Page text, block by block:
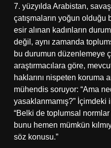
7. yüzyılda Arabistan,
çatışmaların yoğun
esir alınan kadınların
değil, aynı zamanda
bu durumun düzenlemeye
araştırmacılara göre,
haklarını nispeten koruma
mühendis soruyor: “Ama
yasaklanmamış?” İçimdeki
“Belki de toplumsal
bunu hemen mümkün
söz konusu.”